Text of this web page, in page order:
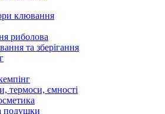
клювання
риболова
та зберігання
термоси, ємності
подушки